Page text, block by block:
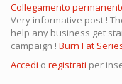
Collegamento
Very informative post !
help any business get
campaign ! Burn Fat
Accedi o registrati per